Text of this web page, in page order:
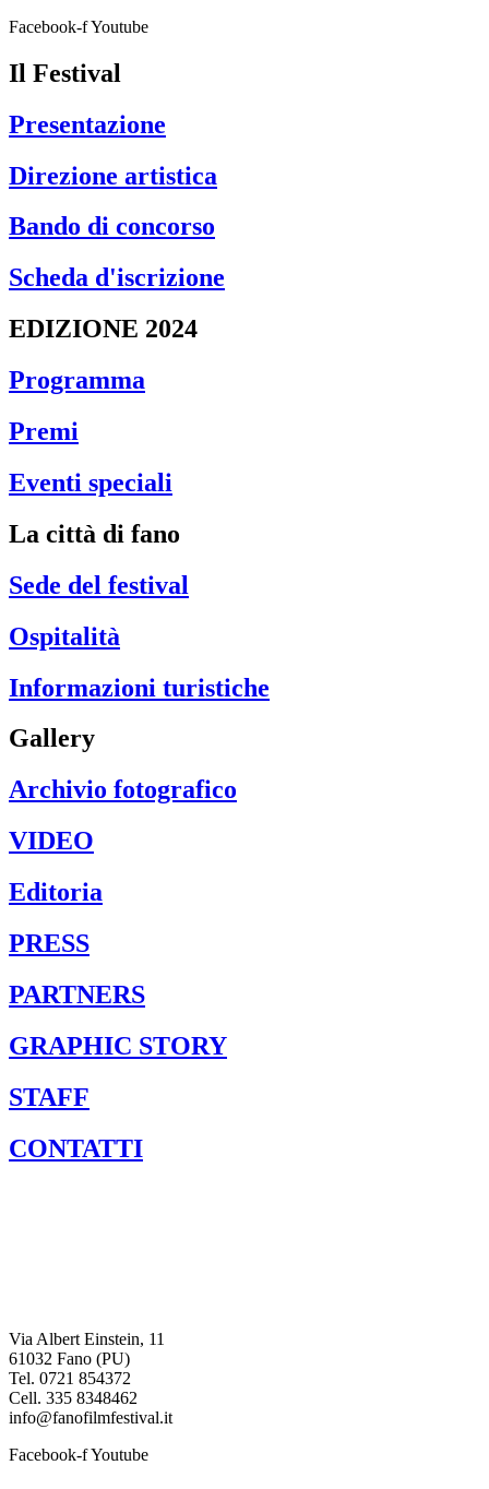
Facebook-fYoutube
Il Festival
Presentazione
Direzione artistica
Bando di concorso
Scheda d'iscrizione
EDIZIONE 2024
Programma
Premi
Eventi speciali
La città di fano
Sede del festival
Ospitalità
Informazioni turistiche
Gallery
Archivio fotografico
VIDEO
Editoria
PRESS
PARTNERS
GRAPHIC STORY
STAFF
CONTATTI
Via Albert Einstein, 11
61032 Fano (PU)
Tel. 0721 854372
Cell. 335 8348462
info@fanofilmfestival.it
Facebook-fYoutube